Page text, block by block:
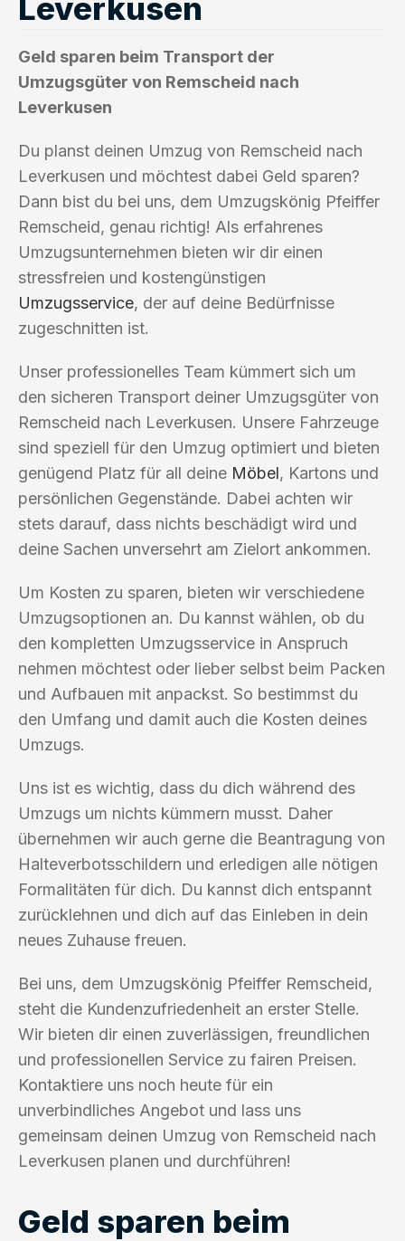
Leverkusen
Geld sparen beim Transport der
Umzugsgüter von Remscheid nach
Leverkusen
Du planst deinen Umzug von Remscheid nach
Leverkusen und möchtest dabei Geld sparen?
Dann bist du bei uns, dem Umzugskönig Pfeiffer
Remscheid, genau richtig! Als erfahrenes
Umzugsunternehmen bieten wir dir einen
stressfreien und kostengünstigen
Umzugsservice, der auf deine Bedürfnisse
zugeschnitten ist.
Unser professionelles Team kümmert sich um
den sicheren Transport deiner Umzugsgüter von
Remscheid nach Leverkusen. Unsere Fahrzeuge
sind speziell für den Umzug optimiert und bieten
genügend Platz für all deine Möbel, Kartons und
persönlichen Gegenstände. Dabei achten wir
stets darauf, dass nichts beschädigt wird und
deine Sachen unversehrt am Zielort ankommen.
Um Kosten zu sparen, bieten wir verschiedene
Umzugsoptionen an. Du kannst wählen, ob du
den kompletten Umzugsservice in Anspruch
nehmen möchtest oder lieber selbst beim Packen
und Aufbauen mit anpackst. So bestimmst du
den Umfang und damit auch die Kosten deines
Umzugs.
Uns ist es wichtig, dass du dich während des
Umzugs um nichts kümmern musst. Daher
übernehmen wir auch gerne die Beantragung von
Halteverbotsschildern und erledigen alle nötigen
Formalitäten für dich. Du kannst dich entspannt
zurücklehnen und dich auf das Einleben in dein
neues Zuhause freuen.
Bei uns, dem Umzugskönig Pfeiffer Remscheid,
steht die Kundenzufriedenheit an erster Stelle.
Wir bieten dir einen zuverlässigen, freundlichen
und professionellen Service zu fairen Preisen.
Kontaktiere uns noch heute für ein
unverbindliches Angebot und lass uns
gemeinsam deinen Umzug von Remscheid nach
Leverkusen planen und durchführen!
Geld sparen beim